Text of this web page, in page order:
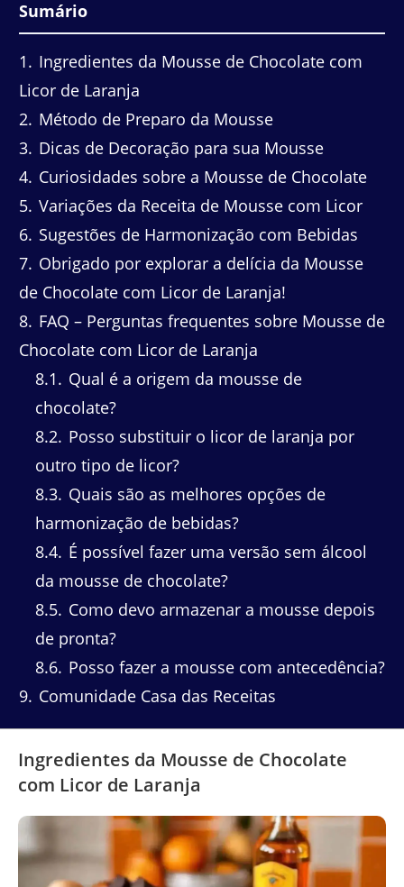
Sumário
1
Ingredientes da Mousse de Chocolate com
Licor de Laranja
2 Método de Preparo da Mousse
3 Dicas de Decoração para sua Mousse
4 Curiosidades sobre a Mousse de Chocolate
5 Variações da Receita de Mousse com Licor
6 Sugestões de Harmonização com Bebidas
7 Obrigado por explorar a delícia da Mousse
de Chocolate com Licor de Laranja!
8 FAQ – Perguntas frequentes sobre Mousse de
Chocolate com Licor de Laranja
8.1
Qual é a origem da mousse de
chocolate?
8.2 Posso substituir o licor de laranja por
outro tipo de licor?
8.3 Quais são as melhores opções de
harmonização de bebidas?
8.4 É possível fazer uma versão sem álcool
da mousse de chocolate?
8.5 Como devo armazenar a mousse depois
de pronta?
8.6 Posso fazer a mousse com antecedência?
9 Comunidade Casa das Receitas
Ingredientes da Mousse de Chocolate
com Licor de Laranja